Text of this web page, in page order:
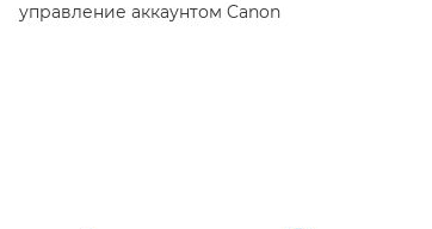
управление аккаунтом Canon